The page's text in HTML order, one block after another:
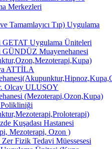
Merkezleri
Tamamlayıcı Tıp) Uygulama
GETAT Uygulama Üniteleri
GÜNDÜZ Muayenehanesi
ATTİLA
Olcay ULUSOY
(Mezoterapi,Ozon,Kupa)
Kuşadası Hastanesi
Mezoterapi, Ozon )
Fizik Tedavi Müessesesi